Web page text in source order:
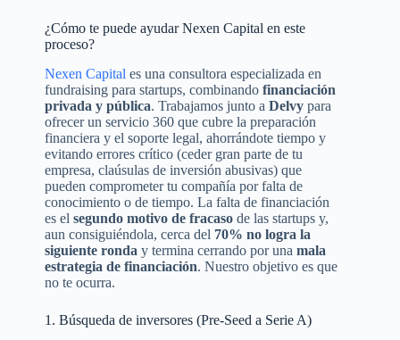
¿Cómo te puede ayudar Nexen Capital en este
proceso?
Nexen Capital es una consultora especializada en
fundraising para startups, combinando financiación
privada y pública. Trabajamos junto a Delvy para
ofrecer un servicio 360 que cubre la preparación
financiera y el soporte legal, ahorrándote tiempo y
evitando errores crítico (ceder gran parte de tu
empresa, claúsulas de inversión abusivas) que
pueden comprometer tu compañía por falta de
conocimiento o de tiempo. La falta de financiación
es el segundo motivo de fracaso de las startups y,
aun consiguiéndola, cerca del 70% no logra la
siguiente ronda y termina cerrando por una mala
estrategia de financiación. Nuestro objetivo es que
no te ocurra.
1. Búsqueda de inversores (Pre-Seed a Serie A)